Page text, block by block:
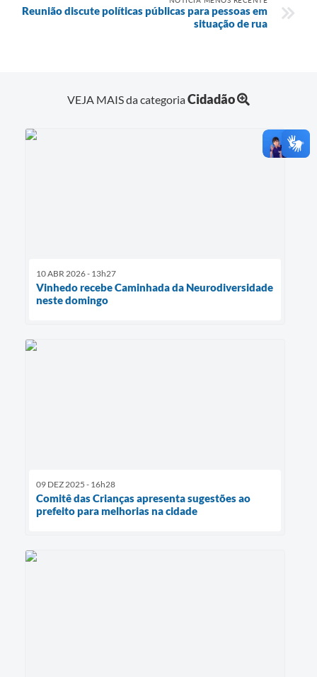
Reunião discute políticas públicas para pessoas em
situação de rua
VEJA MAIS da categoriaCidadão
10 ABR 2026 - 13h27
Vinhedo recebe Caminhada da Neurodiversidade
neste domingo
09 DEZ 2025 - 16h28
Comitê das Crianças apresenta sugestões ao
prefeito para melhorias na cidade